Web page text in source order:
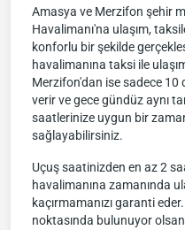
Amasya ve Merzifon şehir
Havalimanı'na ulaşım,
konforlu bir şekilde
havalimanına taksi ile
Merzifon'dan ise sadece
verir ve gece gündüz aynı
saatlerinize uygun bir
sağlayabilirsiniz.
Uçuş saatinizden en az 2
havalimanına zamanında
kaçırmamanızı garanti
noktasında bulunuyor